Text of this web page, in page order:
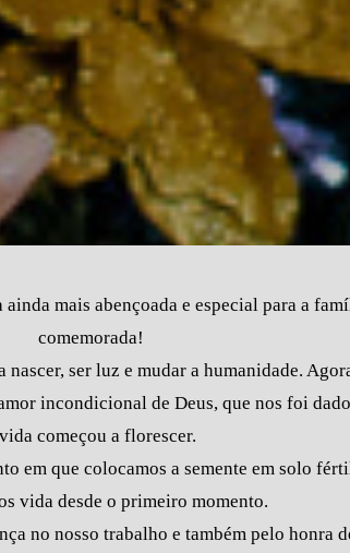
mais abençoada e especial para a
comemorada!
nascer, ser luz e mudar a humanidade.
incondicional de Deus, que nos foi
começou a florescer.
em que colocamos a semente em solo
vida desde o primeiro momento.
no nosso trabalho e também pelo honra